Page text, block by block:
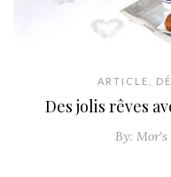
ARTICLE
Des jolis rêves
By: Mor's